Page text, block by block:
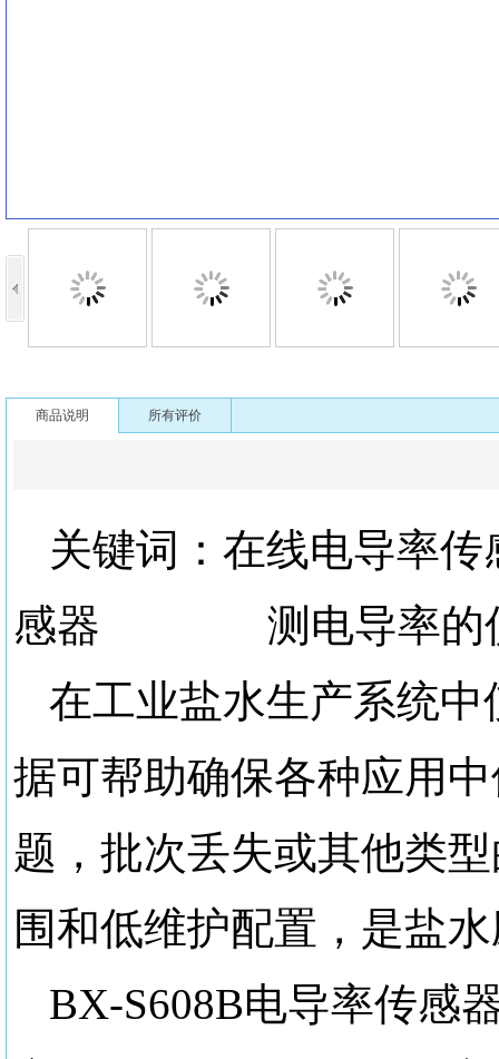
商品说明 所有评价
关键词：在线电
感器 测电导率的仪
在工业盐水生产系统
据可帮助确保各种应用
题，批次丢失或其他类
围和低维护配置，是盐
BX-S608B电导率传感